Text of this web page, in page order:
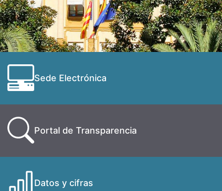
Sede Electrónica
Portal de Transparencia
Datos y cifras